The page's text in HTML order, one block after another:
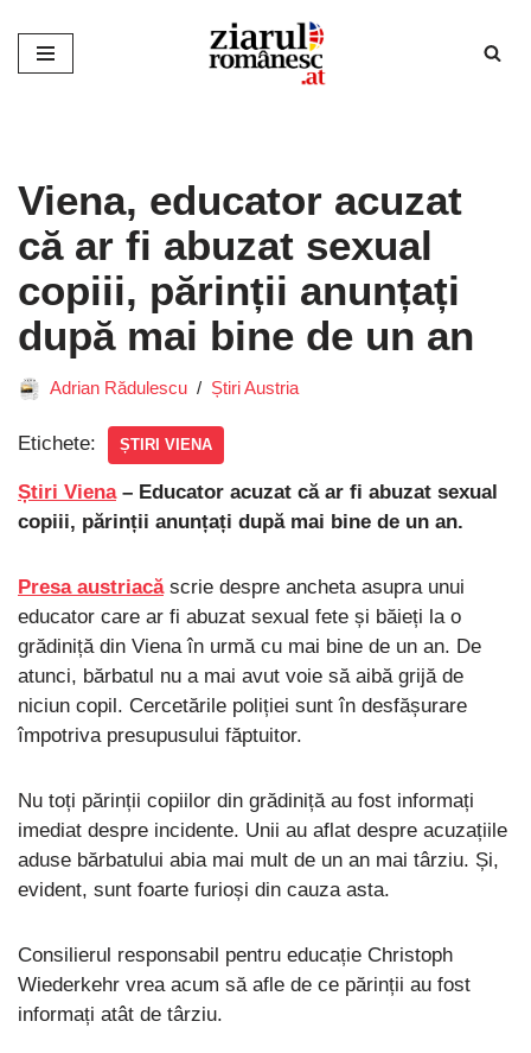
Sari
Viena, educator acuzat
că ar fi abuzat sexual
copiii, părinții anunțați
după mai bine de un an
Adrian Rădulescu Știri Austria
Etichete: ȘTIRI VIENA
Știri Viena– Educator acuzat că ar fi abuzat sexual
copiii, părinții anunțați după mai bine de un an.
Presa austriacăscrie despre ancheta asupra unui
educator care ar fi abuzat sexual fete și băieți la o
grădiniță din Viena în urmă cu mai bine de un an. De
atunci, bărbatul nu a mai avut voie să aibă grijă de
niciun copil. Cercetările poliției sunt în desfășurare
împotriva presupusului făptuitor.
Nu toți părinții copiilor din grădiniță au fost informați
imediat despre incidente. Unii au aflat despre acuzațiile
aduse bărbatului abia mai mult de un an mai târziu. Și,
evident, sunt foarte furioși din cauza asta.
Consilierul responsabil pentru educație Christoph
Wiederkehr vrea acum să afle de ce părinții au fost
informați atât de târziu.